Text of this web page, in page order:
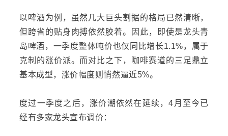
以啤酒为例，虽然几大巨头割据的格局已然清晰，
但跨省的贴身肉搏依然胶着。因此，即使是龙头青
岛啤酒 ，一季度整体吨价也仅同比增长1.1%，属于
克制的涨价派。而对比之下，咖啡赛道的三足鼎立
基本成型，涨价幅度则悄然逼近5%。
度过一季度之后，涨价潮依然在延续，4月至今已
经有多家龙头宣布调价：